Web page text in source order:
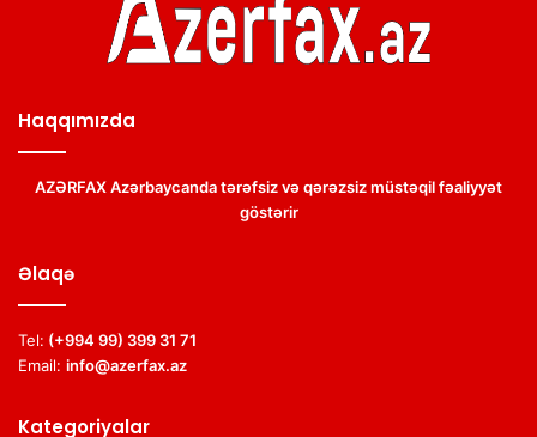
Haqqımızda
AZƏRFAX Azərbaycanda tərəfsiz və qərəzsiz müstəqil fəaliyyət
göstərir
Əlaqə
Tel: (+994 99) 399 31 71
Email: info@azerfax.az
Kategoriyalar